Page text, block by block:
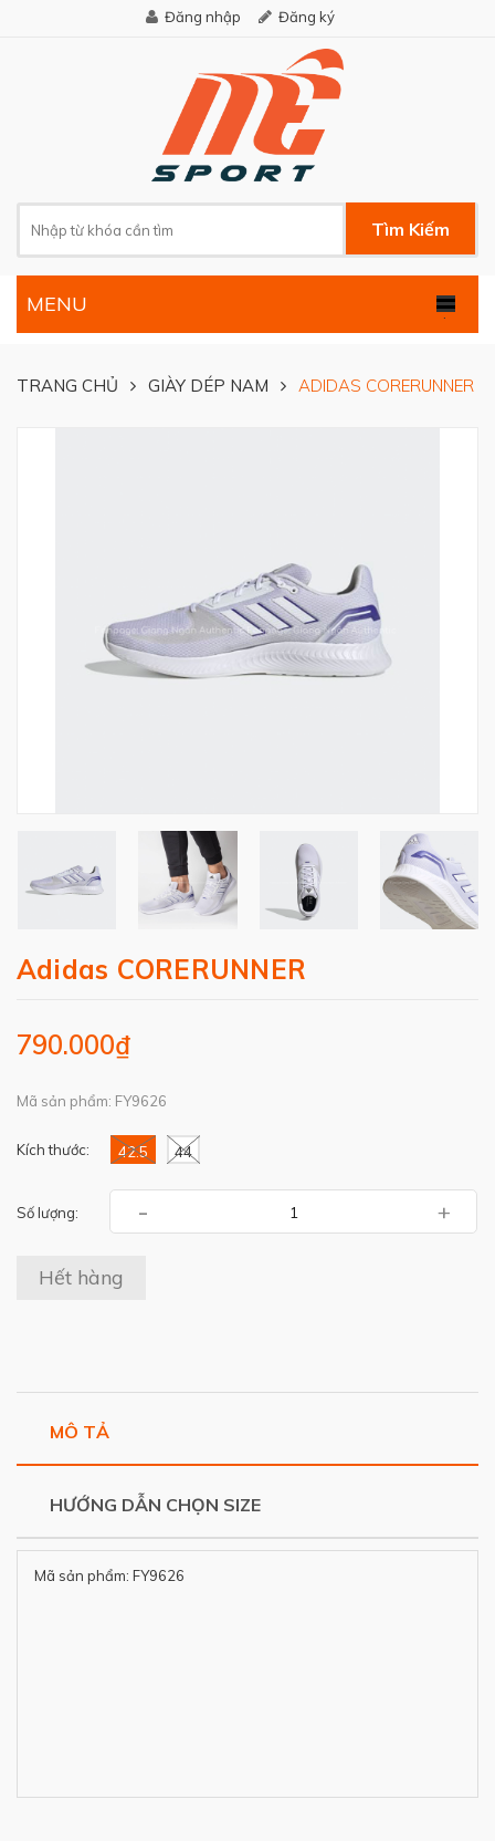
Đăng nhập Đăng ký
Tìm Kiếm
.
MENU
TRANG CHỦ GIÀY DÉP NAM ADIDAS CORERUNNER
Adidas CORERUNNER
790.000₫
Mã sản phẩm: FY9626
Kích thước: 42.5 44
Số lượng: - +
Hết hàng
MÔ TẢ
HƯỚNG DẪN CHỌN SIZE
Mã sản phẩm: FY9626